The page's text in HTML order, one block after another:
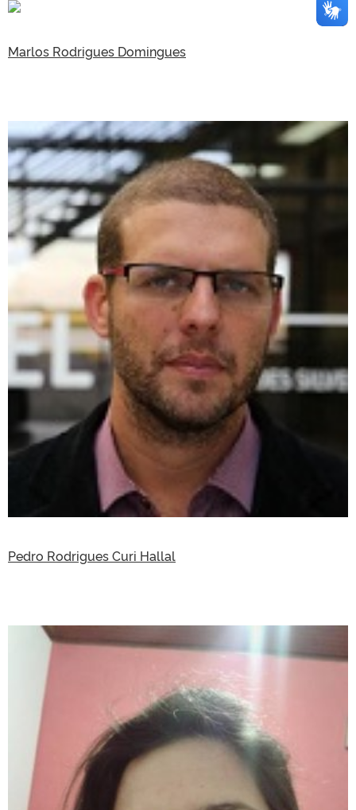
Marlos Rodrigues Domingues
Pedro Rodrigues Curi Hallal